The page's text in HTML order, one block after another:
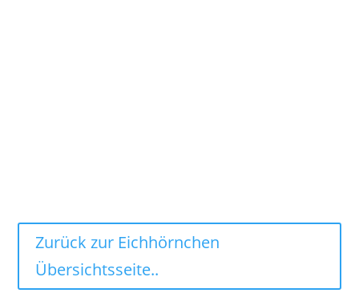
Zurück zur Eichhörnchen
Übersichtsseite..